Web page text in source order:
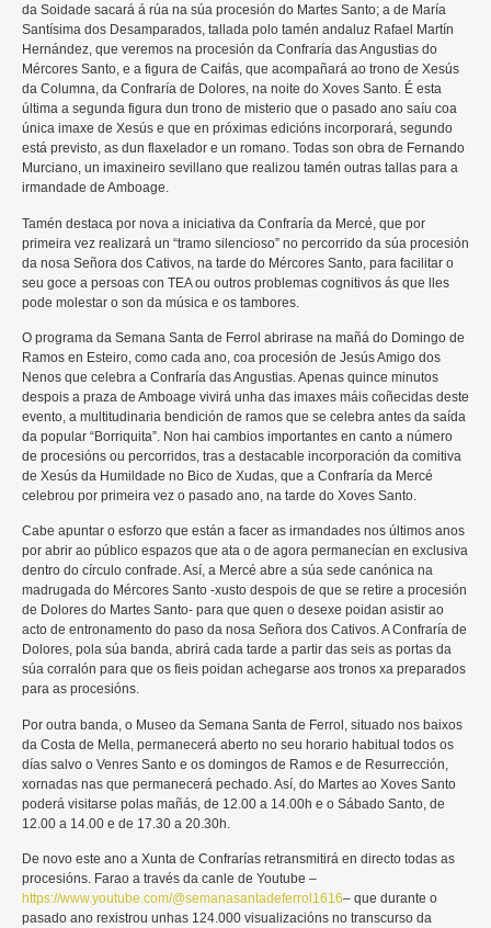
da Soidade sacará á rúa na súa procesión do Martes Santo; a de María
Santísima dos Desamparados, tallada polo tamén andaluz Rafael Martín
Hernández, que veremos na procesión da Confraría das Angustias do
Mércores Santo, e a figura de Caifás, que acompañará ao trono de Xesús
da Columna, da Confraría de Dolores, na noite do Xoves Santo. É esta
última a segunda figura dun trono de misterio que o pasado ano saíu coa
única imaxe de Xesús e que en próximas edicións incorporará, segundo
está previsto, as dun flaxelador e un romano. Todas son obra de Fernando
Murciano, un imaxineiro sevillano que realizou tamén outras tallas para a
irmandade de Amboage.
Tamén destaca por nova a iniciativa da Confraría da Mercé, que por
primeira vez realizará un “tramo silencioso” no percorrido da súa procesión
da nosa Señora dos Cativos, na tarde do Mércores Santo, para facilitar o
seu goce a persoas con TEA ou outros problemas cognitivos ás que lles
pode molestar o son da música e os tambores.
O programa da Semana Santa de Ferrol abrirase na mañá do Domingo de
Ramos en Esteiro, como cada ano, coa procesión de Jesús Amigo dos
Nenos que celebra a Confraría das Angustias. Apenas quince minutos
despois a praza de Amboage vivirá unha das imaxes máis coñecidas deste
evento, a multitudinaria bendición de ramos que se celebra antes da saída
da popular “Borriquita”. Non hai cambios importantes en canto a número
de procesións ou percorridos, tras a destacable incorporación da comitiva
de Xesús da Humildade no Bico de Xudas, que a Confraría da Mercé
celebrou por primeira vez o pasado ano, na tarde do Xoves Santo.
Cabe apuntar o esforzo que están a facer as irmandades nos últimos anos
por abrir ao público espazos que ata o de agora permanecían en exclusiva
dentro do círculo confrade. Así, a Mercé abre a súa sede canónica na
madrugada do Mércores Santo -xusto despois de que se retire a procesión
de Dolores do Martes Santo- para que quen o desexe poidan asistir ao
acto de entronamento do paso da nosa Señora dos Cativos. A Confraría de
Dolores, pola súa banda, abrirá cada tarde a partir das seis as portas da
súa corralón para que os fieis poidan achegarse aos tronos xa preparados
para as procesións.
Por outra banda, o Museo da Semana Santa de Ferrol, situado nos baixos
da Costa de Mella, permanecerá aberto no seu horario habitual todos os
días salvo o Venres Santo e os domingos de Ramos e de Resurrección,
xornadas nas que permanecerá pechado. Así, do Martes ao Xoves Santo
poderá visitarse polas mañás, de 12.00 a 14.00h e o Sábado Santo, de
12.00 a 14.00 e de 17.30 a 20.30h.
De novo este ano a Xunta de Confrarías retransmitirá en directo todas as
procesións. Farao a través da canle de Youtube –
https://www.youtube.com/@semanasantadeferrol1616– que durante o
pasado ano rexistrou unhas 124.000 visualizacións no transcurso da